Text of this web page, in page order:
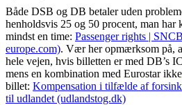
Både DSB og DB betaler uden
henholdsvis 25 og 50 procent, man har
mindst en time: Passenger rights |
europe.com). Vær her opmærksom på,
hele vejen, hvis billetten er med DB’s
mens en kombination med Eurostar
billet: Kompensation i tilfælde af
til udlandet (udlandstog.dk)